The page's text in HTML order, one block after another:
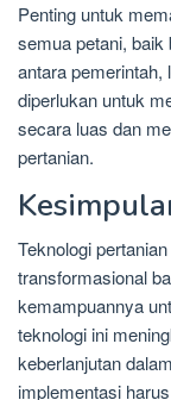
Penting untuk
semua petani,
antara pemerintah,
diperlukan untuk
secara luas dan
pertanian.
Teknologi
transformasional
kemampuannya
teknologi ini
keberlanjutan
implementasi